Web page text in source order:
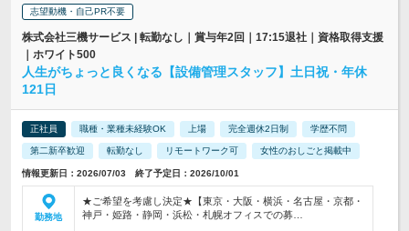
志望動機・自己PR不要
株式会社三機サービス | 転勤なし｜賞与年2回｜17:15退社｜資格取得支援
｜ホワイト500
人生がちょっと良くなる【設備管理スタッフ】土日祝・年休
121日
正社員 職種・業種未経験OK 上場 完全週休2日制 学歴不問
第二新卒歓迎 転勤なし リモートワーク可 女性のおしごと掲載中
情報更新日：2026/07/03 終了予定日：2026/10/01
勤務地
★ご希望を考慮し決定★【東京・大阪・横浜・名古屋・京都・
神戸・姫路・静岡・浜松・札幌オフィスでの募…